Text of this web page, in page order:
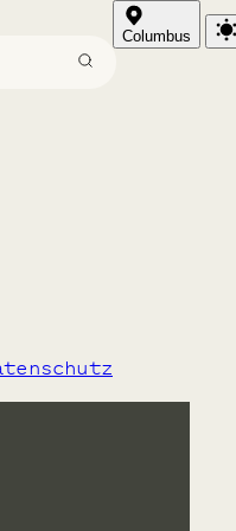
Columbus